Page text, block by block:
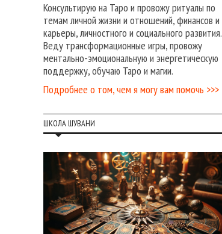
Консультирую на Таро и провожу ритуалы по
темам личной жизни и отношений, финансов и
карьеры, личностного и социального развития.
Веду трансформационные игры, провожу
ментально-эмоциональную и энергетическую
поддержку, обучаю Таро и магии.
Подробнее о том, чем я могу вам помочь >>>
ШКОЛА ШУВАНИ